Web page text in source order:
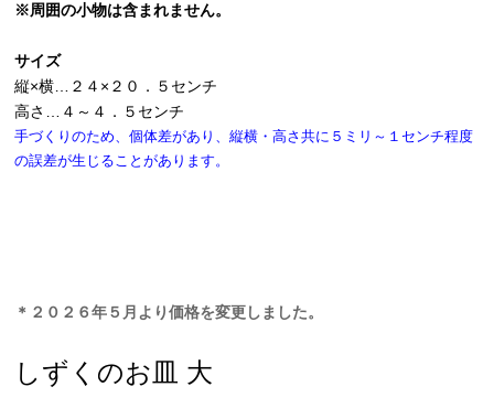
※周囲の小物は含まれません。
サイズ
縦×横…２４×２０．５センチ
高さ…４～４．５センチ
手づくりのため、個体差があり、縦横・高さ共に５ミリ～１センチ程度
の誤差が生じることがあります。
＊２０２６年５月より価格を変更しました。
しずくのお皿 大